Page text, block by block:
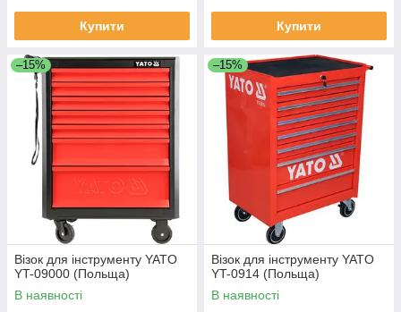
Купити Купити
–15%
Візок для інструменту YATO
YT-09000 (Польща)
В наявності
–15%
Візок для інструменту YATO
YT-0914 (Польща)
В наявності